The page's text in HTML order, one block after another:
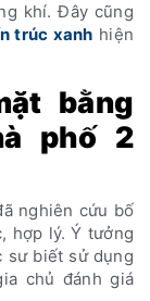
khí. Đây cũng
trúc xanh hiện
bằng
phố 2
nghiên cứu bố
hợp lý. Ý tưởng
sư biết sử dụng
chủ đánh giá